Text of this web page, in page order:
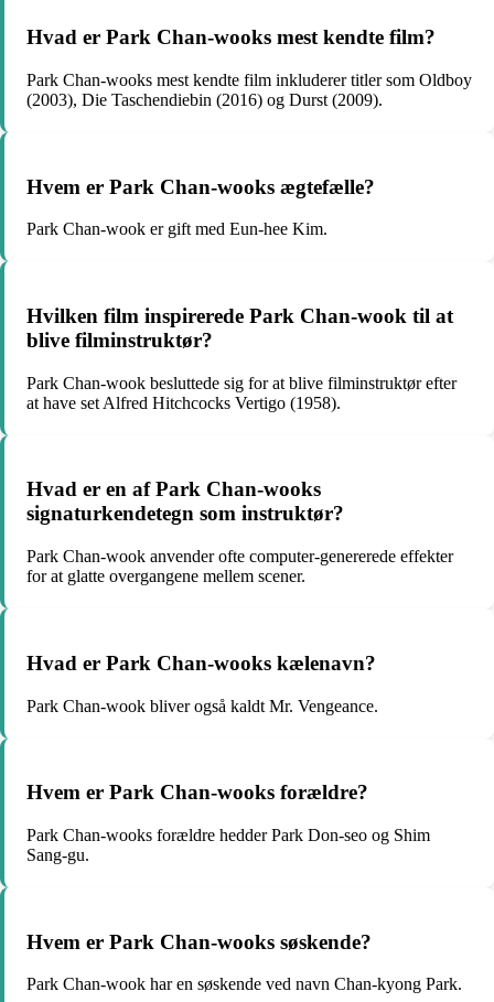
Hvad er Park Chan-wooks mest kendte film?
Park Chan-wooks mest kendte film inkluderer titler som Oldboy
(2003), Die Taschendiebin (2016) og Durst (2009).
Hvem er Park Chan-wooks ægtefælle?
Park Chan-wook er gift med Eun-hee Kim.
Hvilken film inspirerede Park Chan-wook til at
blive filminstruktør?
Park Chan-wook besluttede sig for at blive filminstruktør efter
at have set Alfred Hitchcocks Vertigo (1958).
Hvad er en af Park Chan-wooks
signaturkendetegn som instruktør?
Park Chan-wook anvender ofte computer-genererede effekter
for at glatte overgangene mellem scener.
Hvad er Park Chan-wooks kælenavn?
Park Chan-wook bliver også kaldt Mr. Vengeance.
Hvem er Park Chan-wooks forældre?
Park Chan-wooks forældre hedder Park Don-seo og Shim
Sang-gu.
Hvem er Park Chan-wooks søskende?
Park Chan-wook har en søskende ved navn Chan-kyong Park.